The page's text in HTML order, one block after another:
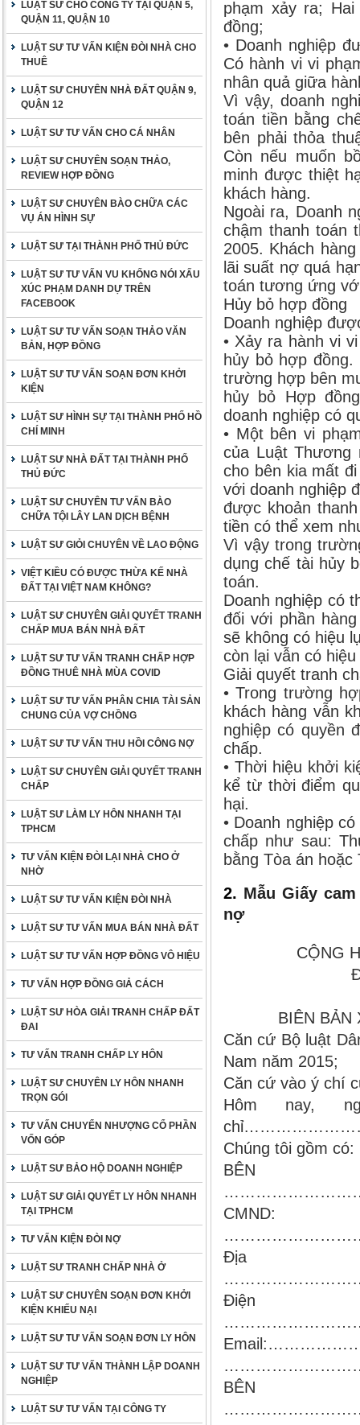
LUẬT SƯ CHO CÔNG TY TẠI QUẬN 5,
QUẬN 11, QUẬN 10
LUẬT SƯ TƯ VẤN KIỆN ĐÒI NHÀ CHO
THUÊ
LUẬT SƯ CHUYÊN NHÀ ĐẤT QUẬN 9,
QUẬN 12
LUẬT SƯ TƯ VẤN CHO CÁ NHÂN
LUẬT SƯ CHUYÊN SOẠN THẢO,
REVIEW HỢP ĐỒNG
LUẬT SƯ CHUYÊN BÀO CHỮA CÁC
VỤ ÁN HÌNH SỰ
LUẬT SƯ TẠI THÀNH PHỐ THỦ ĐỨC
LUẬT SƯ TƯ VẤN VU KHỐNG NÓI XẤU
XÚC PHẠM DANH DỰ TRÊN
FACEBOOK
LUẬT SƯ TƯ VẤN SOẠN THẢO VĂN
BẢN, HỢP ĐỒNG
LUẬT SƯ TƯ VẤN SOẠN ĐƠN KHỞI
KIỆN
LUẬT SƯ HÌNH SỰ TẠI THÀNH PHỐ HỒ
CHÍ MINH
LUẬT SƯ NHÀ ĐẤT TẠI THÀNH PHỐ
THỦ ĐỨC
LUẬT SƯ CHUYÊN TƯ VẤN BÀO
CHỮA TỘI LÂY LAN DỊCH BỆNH
LUẬT SƯ GIỎI CHUYÊN VỀ LAO ĐỘNG
VIỆT KIỀU CÓ ĐƯỢC THỪA KẾ NHÀ
ĐẤT TẠI VIỆT NAM KHÔNG?
LUẬT SƯ CHUYÊN GIẢI QUYẾT TRANH
CHẤP MUA BÁN NHÀ ĐẤT
LUẬT SƯ TƯ VẤN TRANH CHẤP HỢP
ĐỒNG THUÊ NHÀ MÙA COVID
LUẬT SƯ TƯ VẤN PHÂN CHIA TÀI SẢN
CHUNG CỦA VỢ CHỒNG
LUẬT SƯ TƯ VẤN THU HỒI CÔNG NỢ
LUẬT SƯ CHUYÊN GIẢI QUYẾT TRANH
CHẤP
LUẬT SƯ LÀM LY HÔN NHANH TẠI
TPHCM
TƯ VẤN KIỆN ĐÒI LẠI NHÀ CHO Ở
NHỜ
LUẬT SƯ TƯ VẤN KIỆN ĐÒI NHÀ
LUẬT SƯ TƯ VẤN MUA BÁN NHÀ ĐẤT
LUẬT SƯ TƯ VẤN HỢP ĐỒNG VÔ HIỆU
TƯ VẤN HỢP ĐỒNG GIẢ CÁCH
LUẬT SƯ HÒA GIẢI TRANH CHẤP ĐẤT
ĐAI
TƯ VẤN TRANH CHẤP LY HÔN
LUẬT SƯ CHUYÊN LY HÔN NHANH
TRỌN GÓI
TƯ VẤN CHUYỂN NHƯỢNG CỔ PHẦN
VỐN GÓP
LUẬT SƯ BẢO HỘ DOANH NGHIỆP
LUẬT SƯ GIẢI QUYẾT LY HÔN NHANH
TẠI TPHCM
TƯ VẤN KIỆN ĐÒI NỢ
LUẬT SƯ TRANH CHẤP NHÀ Ở
LUẬT SƯ CHUYÊN SOẠN ĐƠN KHỞI
KIỆN KHIẾU NẠI
LUẬT SƯ TƯ VẤN SOẠN ĐƠN LY HÔN
LUẬT SƯ TƯ VẤN THÀNH LẬP DOANH
NGHIỆP
LUẬT SƯ TƯ VẤN TẠI CÔNG TY
phạm xảy ra;
đồng;
• Doanh nghiệp
Có hành vi vi
nhân quả giữa
Vì vậy, doanh
toán tiền bằng
bên phải thỏa
Còn nếu muốn
minh được thiệt
khách hàng.
Ngoài ra, Doanh
chậm thanh toán
2005. Khách
lãi suất nợ quá
toán tương ứng
Hủy bỏ hợp đồng
Doanh nghiệp
• Xảy ra hành vi
hủy bỏ hợp
trường hợp bên
hủy bỏ Hợp
doanh nghiệp có
• Một bên vi
của Luật Thương
cho bên kia mất
với doanh nghiệp
được khoản
tiền có thể xem
Vì vậy trong
dụng chế tài hủy
toán.
Doanh nghiệp có
đối với phần
sẽ không có hiệu
còn lại vẫn có
Giải quyết tranh
• Trong trường
khách hàng vẫn
nghiệp có quyền
chấp.
• Thời hiệu khởi
kể từ thời điểm
hại.
• Doanh nghiệp
chấp như sau:
bằng Tòa án hoặc
2. Mẫu Giấy
nợ
CỘNG
BIÊN BẢN
Căn cứ Bộ luật
Nam năm 2015;
Căn cứ vào ý chí
Hôm nay,
Chúng tôi gồm có:
CMND:
Điện
BÊN